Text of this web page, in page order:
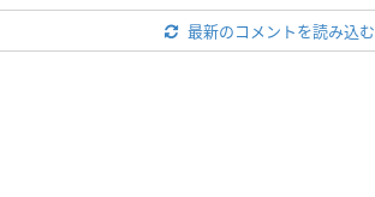
最新のコメントを読み込む